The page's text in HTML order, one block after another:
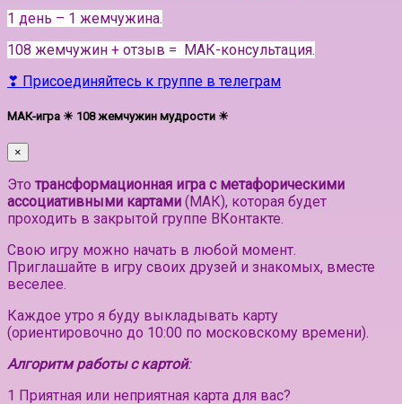
1 день – 1 жемчужина.
108 жемчужин + отзыв = МАК-консультация.
❣ Присоединяйтесь к группе в телеграм
МАК-игра ☀ 108 жемчужин мудрости ☀
×
Это трансформационная игра с метафорическими
ассоциативными картами (МАК), которая будет
проходить в закрытой группе ВКонтакте.
Свою игру можно начать в любой момент.
Приглашайте в игру своих друзей и знакомых, вместе
веселее.
Каждое утро я буду выкладывать карту
(ориентировочно до 10:00 по московскому времени).
Алгоритм работы с картой:
1 Приятная или неприятная карта для вас?